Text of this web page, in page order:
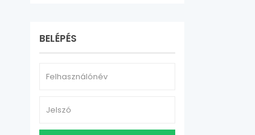
BELÉPÉS